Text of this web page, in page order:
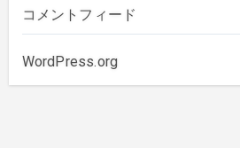
2019年11月
2019年10月
コメントフィード
WordPress.org